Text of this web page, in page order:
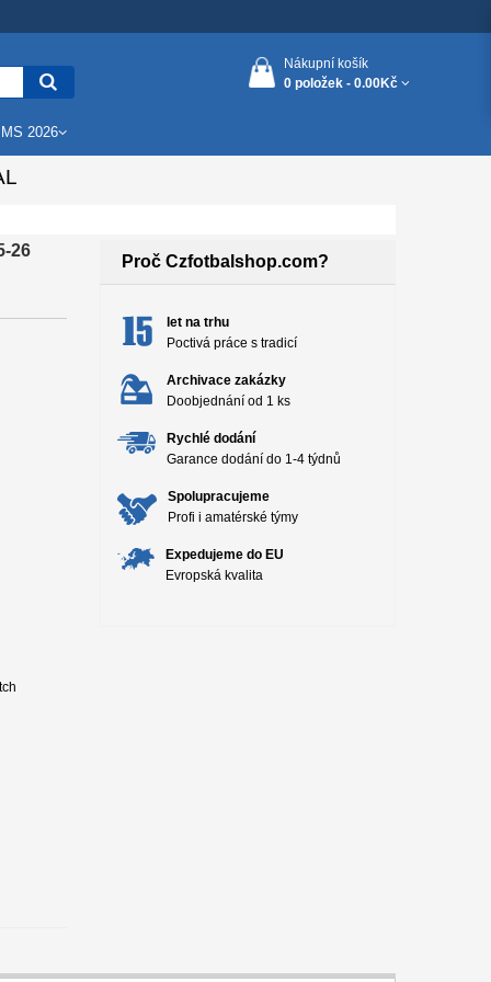
Nákupní košík
0 položek - 0.00Kč
2026
26
Proč Czfotbalshop.com?
let na trhu
Poctivá práce s tradicí
Archivace zakázky
Doobjednání od 1 ks
Rychlé dodání
Garance dodání do 1-4 týdnů
Spolupracujeme
Profi i amatérské týmy
Expedujeme do EU
Evropská kvalita